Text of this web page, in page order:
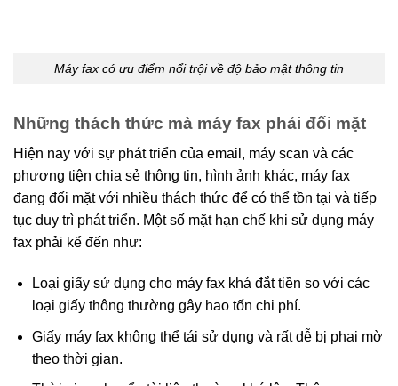
Máy fax có ưu điểm nổi trội về độ bảo mật thông tin
Những thách thức mà máy fax phải đối mặt
Hiện nay với sự phát triển của email, máy scan và các
phương tiện chia sẻ thông tin, hình ảnh khác, máy fax
đang đối mặt với nhiều thách thức để có thể tồn tại và tiếp
tục duy trì phát triển. Một số mặt hạn chế khi sử dụng máy
fax phải kể đến như:
Loại giấy sử dụng cho máy fax khá đắt tiền so với các
loại giấy thông thường gây hao tốn chi phí.
Giấy máy fax không thể tái sử dụng và rất dễ bị phai mờ
theo thời gian.